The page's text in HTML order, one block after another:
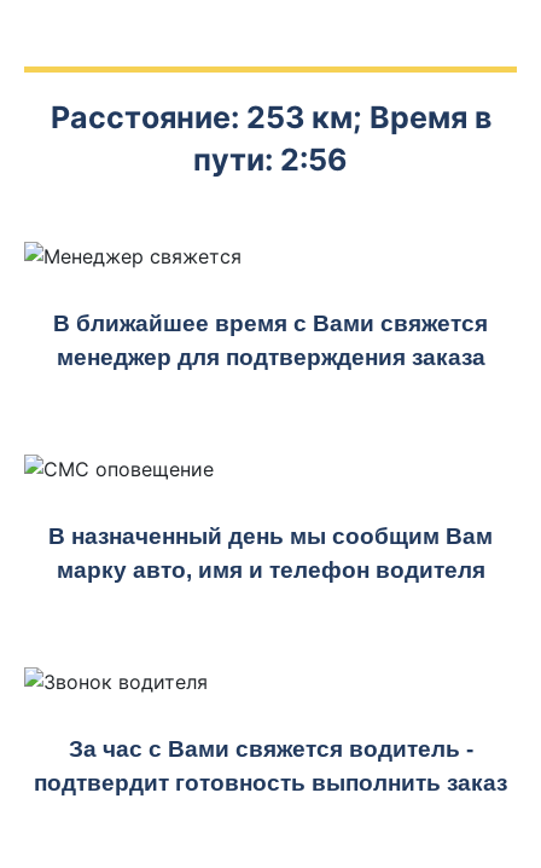
Расстояние: 253 км; Время в
пути: 2:56
В ближайшее время с Вами свяжется
менеджер для подтверждения заказа
В назначенный день мы сообщим Вам
марку авто, имя и телефон водителя
За час с Вами свяжется водитель -
подтвердит готовность выполнить заказ